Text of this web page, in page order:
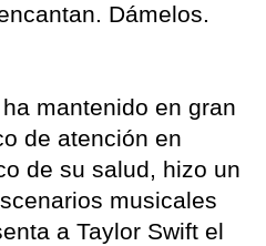
Dámelos.
mantenido en gran
de atención en
de su salud, hizo un
musicales
a Taylor Swift el